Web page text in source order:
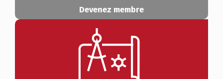
Devenez membre